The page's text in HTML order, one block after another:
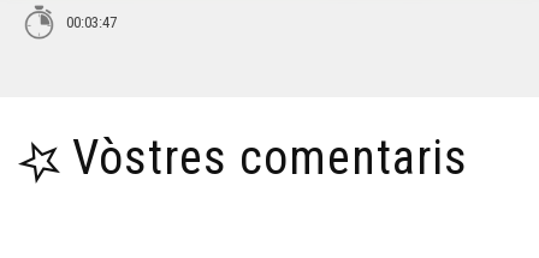
00:03:47
Vòstres comentaris